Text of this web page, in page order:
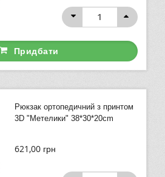
Придбати
Рюкзак ортопедичний з принтом
3D "Метелики" 38*30*20cm
621,00 грн